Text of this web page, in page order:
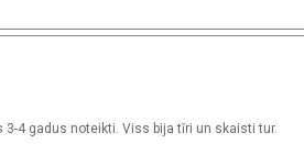
4 gadus noteikti. Viss bija tīri un skaisti tur.